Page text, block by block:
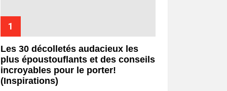
Les 30 décolletés audacieux les
plus époustouflants et des conseils
incroyables pour le porter!
(Inspirations)